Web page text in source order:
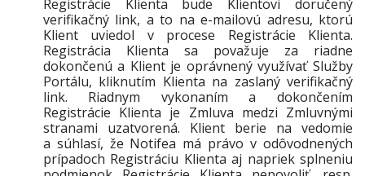
Registrácie Klienta bude Klientovi doručený
verifikačný link, a to na e-mailovú adresu, ktorú
Klient uviedol v procese Registrácie Klienta.
Registrácia Klienta sa považuje za riadne
dokončenú a Klient je oprávnený využívať Služby
Portálu, kliknutím Klienta na zaslaný verifikačný
link. Riadnym vykonaním a dokončením
Registrácie Klienta je Zmluva medzi Zmluvnými
stranami uzatvorená. Klient berie na vedomie
a súhlasí, že Notifea má právo v odôvodnených
prípadoch Registráciu Klienta aj napriek splneniu